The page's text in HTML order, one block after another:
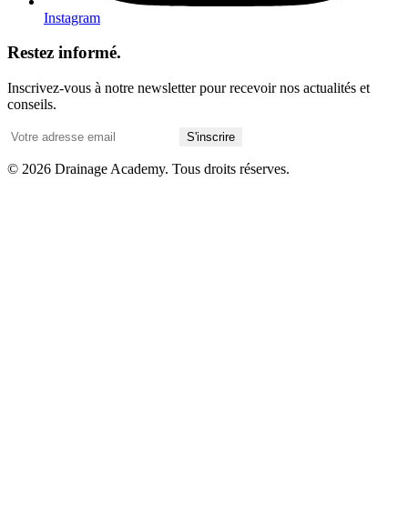
Instagram
Restez informé.
Inscrivez-vous à notre newsletter pour recevoir nos actualités et
conseils.
S'inscrire
© 2026 Drainage Academy. Tous droits réserves.